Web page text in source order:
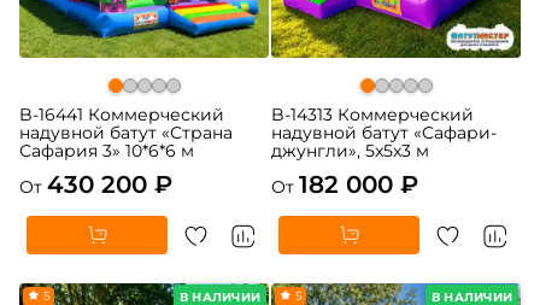
B-16441 Коммерческий
надувной батут «Страна
Сафария 3» 10*6*6 м
От 430 200 ₽
B-14313 Коммерческий
надувной батут «Сафари-
джунгли», 5x5x3 м
От 182 000 ₽
В НАЛИЧИИ
5 В НАЛИЧИИ
5